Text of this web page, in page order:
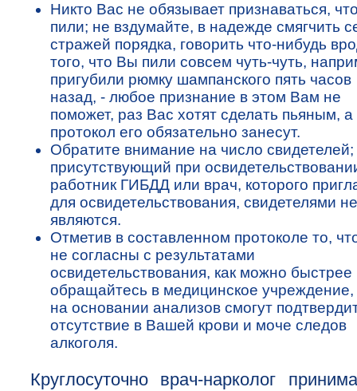
Никто Вас не обязывает признаваться,
пили; не вздумайте, в надежде смягчить
стражей порядка, говорить что-нибудь
того, что Вы пили совсем чуть-чуть,
пригубили рюмку шампанского пять часов
назад, - любое признание в этом Вам не
поможет, раз Вас хотят сделать пьяным, а
протокол его обязательно занесут.
Обратите внимание на число свидетелей;
присутствующий при
работник ГИБДД или врач, которого
для освидетельствования, свидетелями не
являются.
Отметив в составленном протоколе то,
не согласны с результатами
освидетельствования, как можно быстрее
обращайтесь в медицинское учреждение,
на основании анализов смогут
отсутствие в Вашей крови и моче следов
алкоголя.
Круглосуточно врач-нарколог